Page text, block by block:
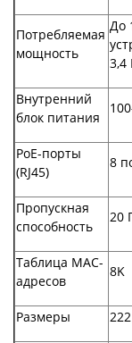
Потребляемая
мощность
До
3,4
Внутренний
блок питания
PoE-порты
(RJ45)
8
Пропускная
способность
20
Таблица MAC-
адресов
8K
Размеры